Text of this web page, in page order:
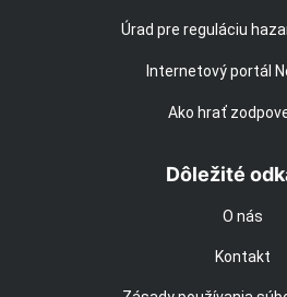
Úrad pre reguláciu
Internetový portál
Ako hrať
Dôležité
O nás
Kontakt